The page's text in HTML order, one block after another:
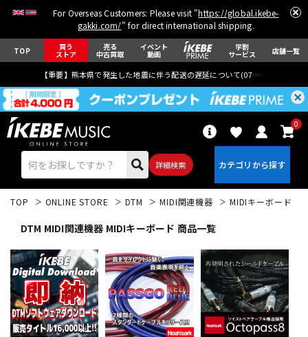
For Overseas Customers: Please visit "https://global.ikebe-
gakki.com/" for direct international shipping.
TOP 買う
ストア
売る
中古買取
イベント
動画
学割
サービス 店舗一覧
【重要】熊本県で発生した地震に伴う配送の遅延について(07月29日
詳細検索
0
エレキギター アコギ/エレアコ
ベース ウクレレ
TOP ONLINE STORE DTM MIDI関連機器 MIDIキーボード
DTM MIDI関連機器 MIDIキーボード 商品一覧